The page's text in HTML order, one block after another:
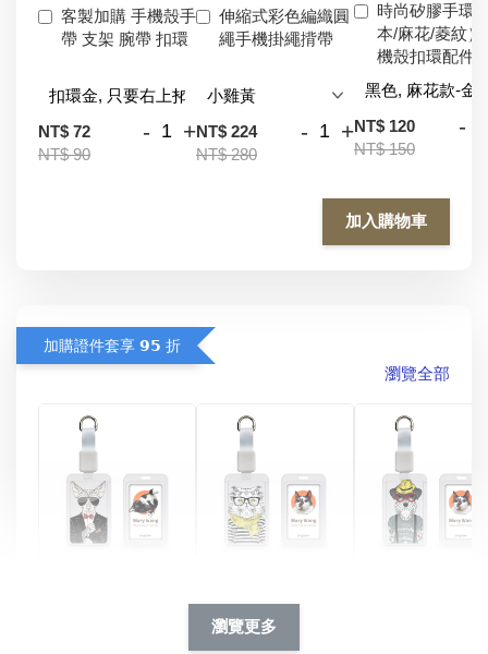
客製加購 手機殼手
帶 支架 腕帶 扣環
NT$ 72
NT$ 90
- +
伸縮式彩色編織圓
繩手機掛繩揹帶
NT$ 224
NT$ 280
- +
時尚矽膠手環
本/麻花/菱紋）
機殼扣環配件
NT$ 120
NT$ 150
-
加入購物車
加購證件套享 𝟵𝟱 折
瀏覽全部
件套(附伸縮卡扣)
瀏覽更多